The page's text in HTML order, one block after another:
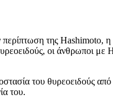
περίπτωση της
οι άνθρωποι
του θυρεοειδούς
του.